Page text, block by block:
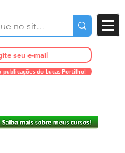
publicações do Lucas Portilho!